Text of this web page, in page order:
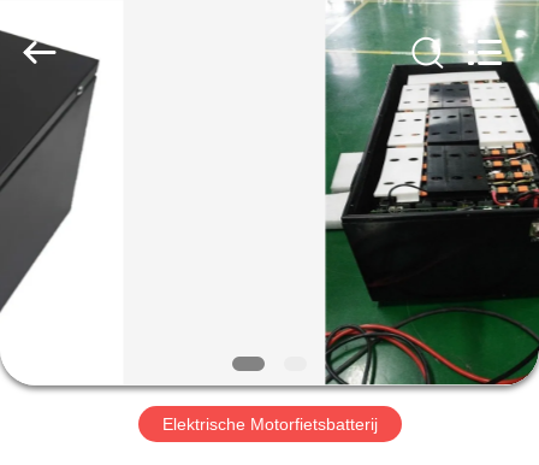
HUIS
PRODUCTEN
VR-
SHOW
ONGEVEER
Technology
Co,.Ltd..
Elektrische Motorfietsbatterij